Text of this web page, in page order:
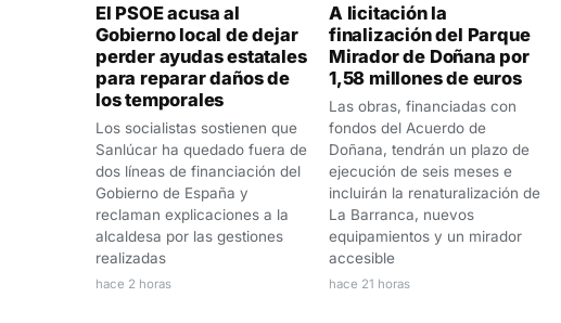
El PSOE acusa al
Gobierno local de dejar
perder ayudas estatales
para reparar daños de
los temporales
Los socialistas sostienen que
Sanlúcar ha quedado fuera de
dos líneas de financiación del
Gobierno de España y
reclaman explicaciones a la
alcaldesa por las gestiones
realizadas
hace 2 horas
A licitación la
finalización del Parque
Mirador de Doñana por
1,58 millones de euros
Las obras, financiadas con
fondos del Acuerdo de
Doñana, tendrán un plazo de
ejecución de seis meses e
incluirán la renaturalización de
La Barranca, nuevos
equipamientos y un mirador
accesible
hace 21 horas